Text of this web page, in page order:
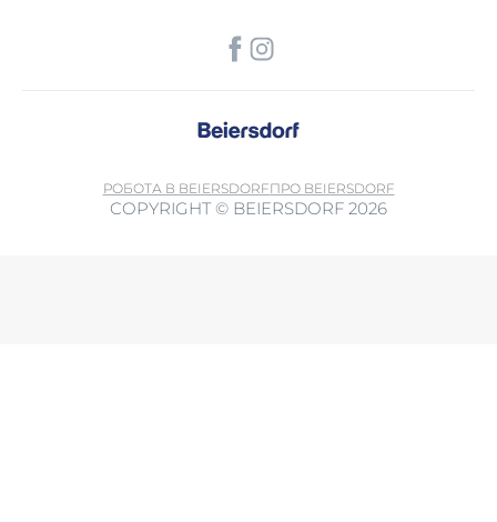
РОБОТА В BEIERSDORFПРО BEIERSDORF
COPYRIGHT © BEIERSDORF 2026